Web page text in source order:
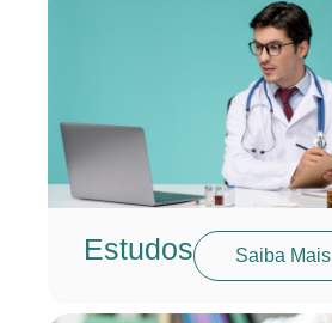
Estudos Saiba Mais